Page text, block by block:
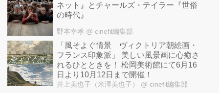
ネット』とチャールズ・テイラー『世俗
の時代』
野本幸孝 @ cinefil編集部
「風そよぐ情景 ヴィクトリア朝絵画・
フランス印象派」 美しい風景画に心癒さ
れるひとときを！ 松岡美術館にて6月16
日より10月12日まで開催！
井上美也子（米澤美也子） @ cinefil編集部